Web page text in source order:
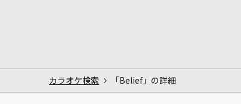
カラオケ検索 「Belief」の詳細